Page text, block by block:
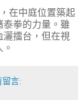
在中庭位置築起
泰拳的力量。雖
灑擂台，但在視
留言: